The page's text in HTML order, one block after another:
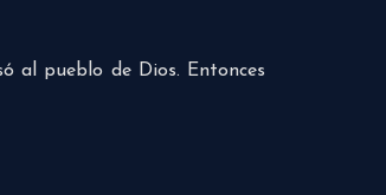
al pueblo de Dios. Entonces